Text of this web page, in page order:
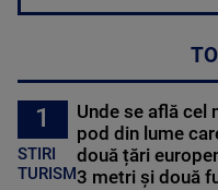
1
STIRI
TURISM
Unde se află cel
pod din lume
două țări
3 metri și două